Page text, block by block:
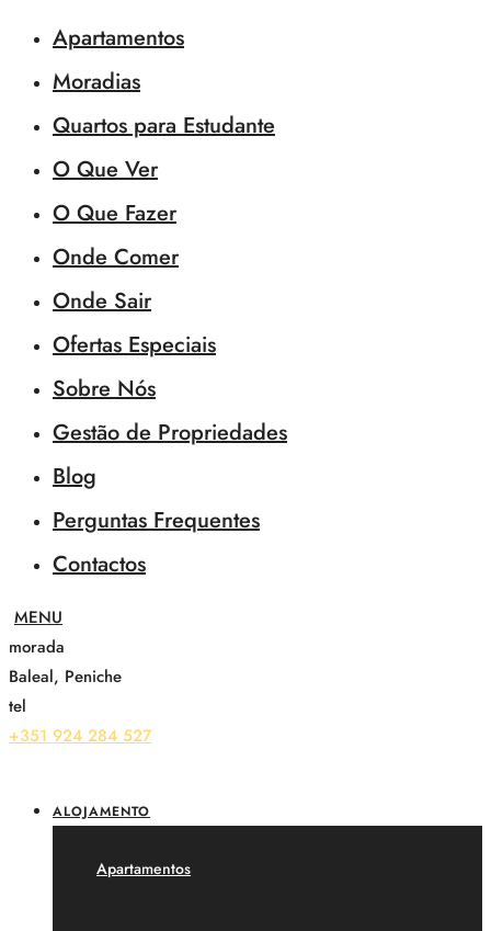
Apartamentos
Moradias
Quartos para Estudante
O Que Ver
O Que Fazer
Onde Comer
Onde Sair
Ofertas Especiais
Sobre Nós
Gestão de Propriedades
Blog
Perguntas Frequentes
Contactos
morada
Baleal, Peniche
tel
+351 924 284 527
ALOJAMENTO
Apartamentos